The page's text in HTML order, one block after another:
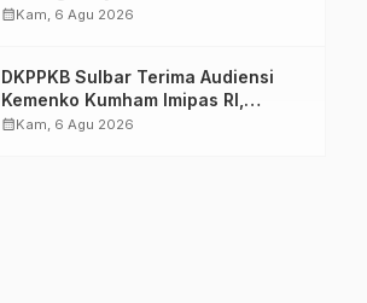
TPB/SDGs Sulawesi Barat
calendar_monthKam, 6 Agu 2026
DKPPKB Sulbar Terima Audiensi
Kemenko Kumham Imipas RI,
Perkuat Pelayanan Kesehatan bagi
calendar_monthKam, 6 Agu 2026